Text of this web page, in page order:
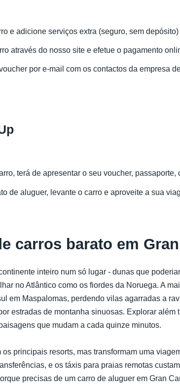
e adicione serviços extra (seguro, sem depósito)
através do nosso site e efetue o pagamento
por e-mail com os contactos da empresa
terá de apresentar o seu voucher,
de aluguer, levante o carro e aproveite a sua
carros barato em
inteiro num só lugar - dunas que
no Atlântico como os fiordes da Noruega. A
em Maspalomas, perdendo vilas agarradas a
estradas de montanha sinuosas. Explorar além
que mudam a cada quinze minutos.
os principais resorts, mas transformam uma
e os táxis para praias remotas
precisas de um carro de aluguer em Gran